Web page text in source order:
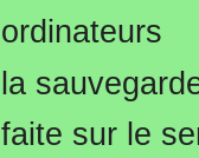
ordinateurs
la
faite sur le